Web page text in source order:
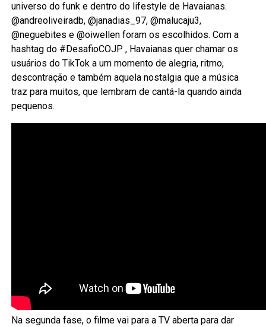
universo do funk e dentro do lifestyle de Havaianas.
@andreoliveiradb, @janadias_97, @malucaju3,
@neguebites e @oiwellen foram os escolhidos. Com a
hashtag do #DesafioCOJP , Havaianas quer chamar os
usuários do TikTok a um momento de alegria, ritmo,
descontração e também aquela nostalgia que a música
traz para muitos, que lembram de cantá-la quando ainda
pequenos.
Na segunda fase, o filme vai para a TV aberta para dar